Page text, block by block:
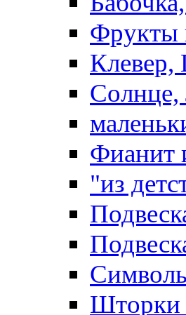
Фрукты
Клевер,
Солнце,
Фианит
"из
Шторки